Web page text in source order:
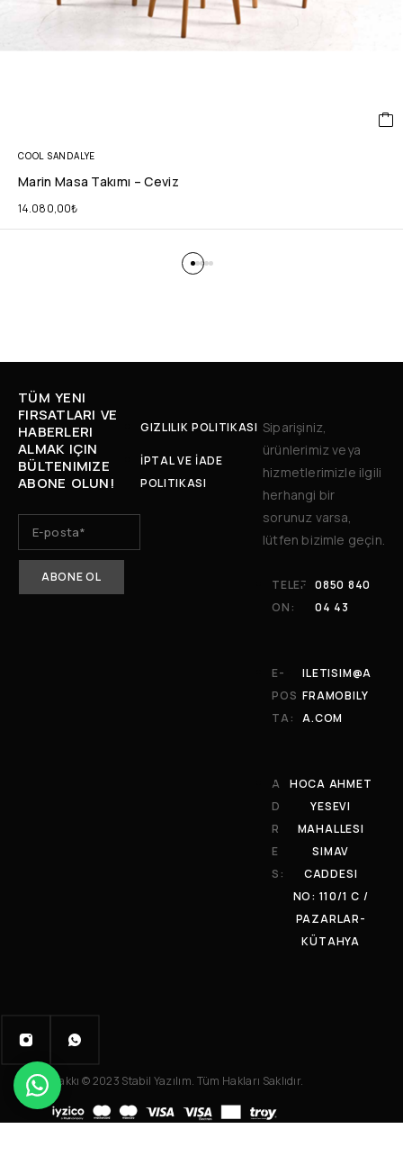
COOL SANDALYE
Marin Masa Takımı – Ceviz
14.080,00₺
TÜM YENI
FIRSATLARI VE
HABERLERI
ALMAK IÇIN
BÜLTENIMIZE
ABONE OLUN!
GIZLILIK POLITIKASI
İPTAL VE İADE
POLITIKASI
Siparişiniz,
ürünlerimiz veya
hizmetlerimizle ilgili
herhangi bir
sorunuz varsa,
lütfen bizimle geçin.
TELEF
ON:
0850 840
04 43
E-
POS
TA:
ILETISIM@A
FRAMOBILY
A.COM
A
D
R
E
S:
HOCA AHMET
YESEVI
MAHALLESI
SIMAV
CADDESI
NO: 110/1 C /
PAZARLAR-
KÜTAHYA
Telif Hakkı © 2023 Stabil Yazılım. Tüm Hakları Saklıdır.